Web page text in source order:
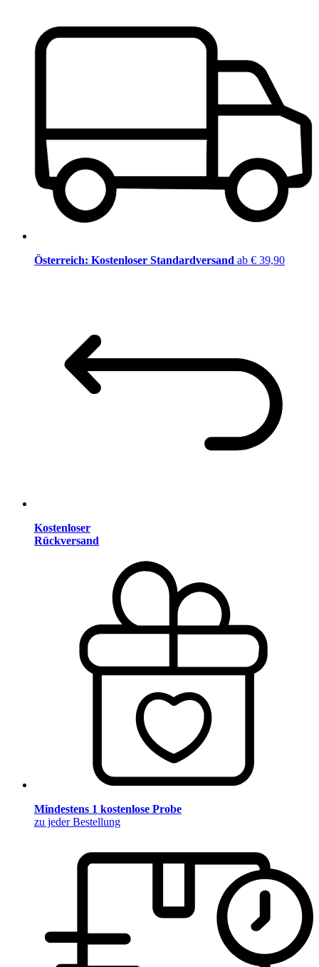
Österreich: Kostenloser Standardversand ab € 39,90
Kostenloser
Rückversand
Mindestens 1 kostenlose Probe
zu jeder Bestellung